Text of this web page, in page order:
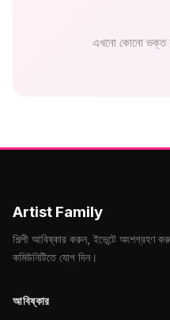
এখনো কোনো ভক্ত
Artist Family
শিল্পী আবিষ্কার করুন, ইভেন্টে অংশগ্রহণ
কমিউনিটিতে যোগ দিন।
আবিষ্কার